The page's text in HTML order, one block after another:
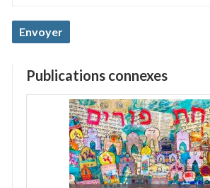
Publications connexes